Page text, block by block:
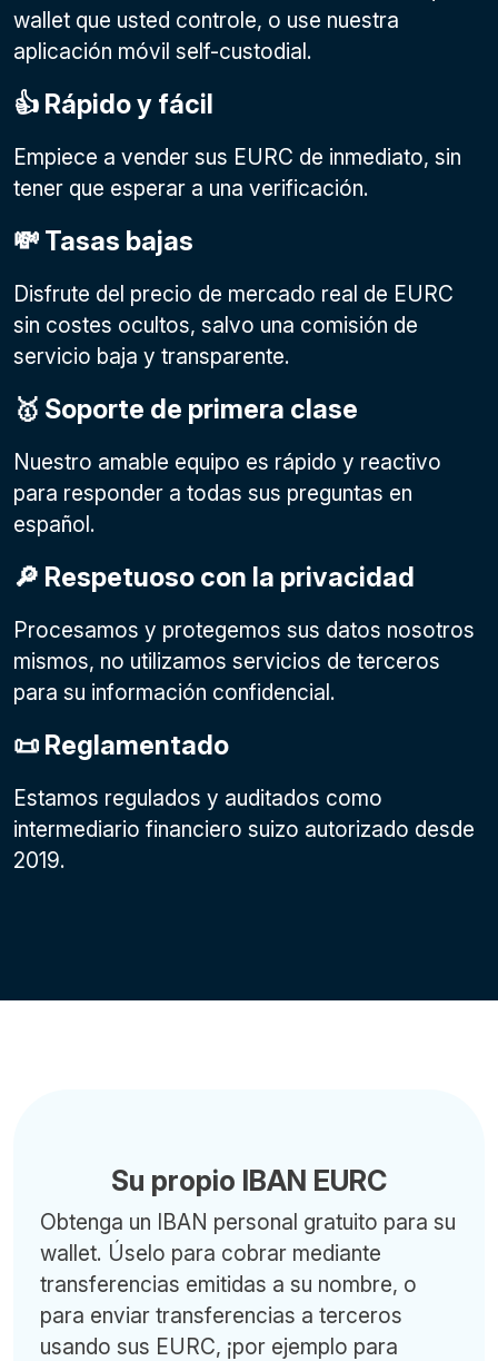
wallet que usted controle, o use nuestra
aplicación móvil self-custodial.
👍 Rápido y fácil
Empiece a vender sus EURC de inmediato, sin
tener que esperar a una verificación.
💸 Tasas bajas
Disfrute del precio de mercado real de EURC
sin costes ocultos, salvo una comisión de
servicio baja y transparente.
🥇 Soporte de primera clase
Nuestro amable equipo es rápido y reactivo
para responder a todas sus preguntas en
español.
🔎 Respetuoso con la privacidad
Procesamos y protegemos sus datos nosotros
mismos, no utilizamos servicios de terceros
para su información confidencial.
📜 Reglamentado
Estamos regulados y auditados como
intermediario financiero suizo autorizado desde
2019.
Su propio IBAN EURC
Obtenga un IBAN personal gratuito para su
wallet. Úselo para cobrar mediante
transferencias emitidas a su nombre, o
para enviar transferencias a terceros
usando sus EURC, ¡por ejemplo para